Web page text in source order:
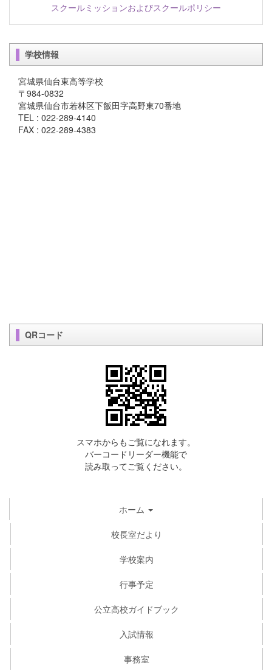
スクールミッションおよびスクールポリシー
学校情報
宮城県仙台東高等学校
〒984-0832
宮城県仙台市若林区下飯田字高野東70番地
TEL : 022-289-4140
FAX : 022-289-4383
QRコード
スマホからもご覧になれます。
バーコードリーダー機能で
読み取ってご覧ください。
ホーム
校長室だより
学校案内
行事予定
公立高校ガイドブック
入試情報
事務室